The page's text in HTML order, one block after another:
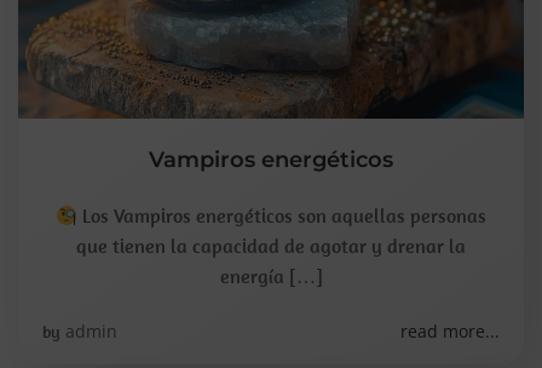
Vampiros energéticos
Los Vampiros energéticos son aquellas personas
que tienen la capacidad de agotar y drenar la
energía […]
by admin read more...